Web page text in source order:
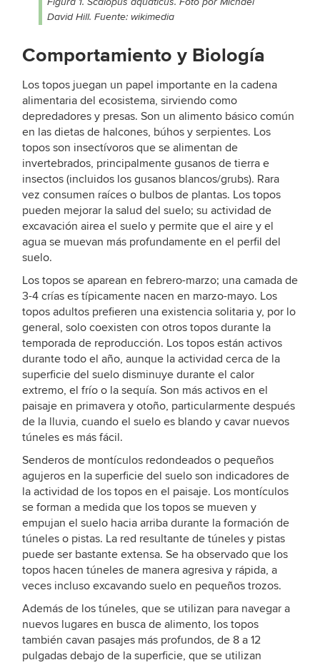
David Hill. Fuente: wikimedia
Comportamiento y Biología
Los topos juegan un papel importante en la cadena
alimentaria del ecosistema, sirviendo como
depredadores y presas. Son un alimento básico común
en las dietas de halcones, búhos y serpientes. Los
topos son insectívoros que se alimentan de
invertebrados, principalmente gusanos de tierra e
insectos (incluidos los gusanos blancos/grubs). Rara
vez consumen raíces o bulbos de plantas. Los topos
pueden mejorar la salud del suelo; su actividad de
excavación airea el suelo y permite que el aire y el
agua se muevan más profundamente en el perfil del
suelo.
Los topos se aparean en febrero-marzo; una camada de
3-4 crías es típicamente nacen en marzo-mayo. Los
topos adultos prefieren una existencia solitaria y, por lo
general, solo coexisten con otros topos durante la
temporada de reproducción. Los topos están activos
durante todo el año, aunque la actividad cerca de la
superficie del suelo disminuye durante el calor
extremo, el frío o la sequía. Son más activos en el
paisaje en primavera y otoño, particularmente después
de la lluvia, cuando el suelo es blando y cavar nuevos
túneles es más fácil.
Senderos de montículos redondeados o pequeños
agujeros en la superficie del suelo son indicadores de
la actividad de los topos en el paisaje. Los montículos
se forman a medida que los topos se mueven y
empujan el suelo hacia arriba durante la formación de
túneles o pistas. La red resultante de túneles y pistas
puede ser bastante extensa. Se ha observado que los
topos hacen túneles de manera agresiva y rápida, a
veces incluso excavando suelo en pequeños trozos.
Además de los túneles, que se utilizan para navegar a
nuevos lugares en busca de alimento, los topos
también cavan pasajes más profundos, de 8 a 12
pulgadas debajo de la superficie, que se utilizan